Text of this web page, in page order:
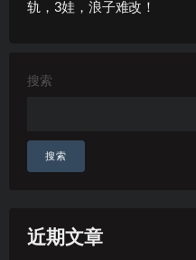
轨，3娃，浪子难改！
搜索
搜索
近期文章